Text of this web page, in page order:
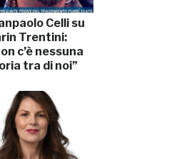
Celli su
Trentini:
c’è nessuna
tra di noi”